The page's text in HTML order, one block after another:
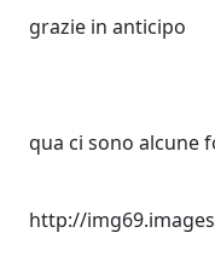
grazie in anticipo
qua ci sono alcune
http://